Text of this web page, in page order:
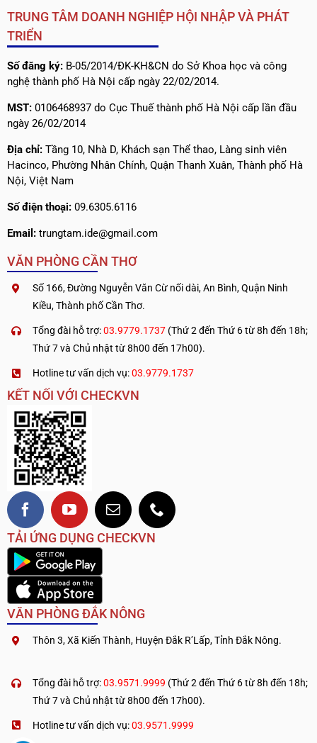
TRUNG TÂM DOANH NGHIỆP HỘI NHẬP VÀ PHÁT
TRIỂN
Số đăng ký: B-05/2014/ĐK-KH&CN do Sở Khoa học và công
nghệ thành phố Hà Nội cấp ngày 22/02/2014.
MST: 0106468937 do Cục Thuế thành phố Hà Nội cấp lần đầu
ngày 26/02/2014
Địa chỉ: Tầng 10, Nhà D, Khách sạn Thể thao, Làng sinh viên
Hacinco, Phường Nhân Chính, Quận Thanh Xuân, Thành phố Hà
Nội, Việt Nam
Số điện thoại: 09.6305.6116
Email: trungtam.ide@gmail.com
VĂN PHÒNG CẦN THƠ
Số 166, Đường Nguyễn Văn Cừ nối dài, An Bình, Quận Ninh
Kiều, Thành phố Cần Thơ.
Tổng đài hỗ trợ:03.9779.1737 (Thứ 2 đến Thứ 6 từ 8h đến 18h;
Thứ 7 và Chủ nhật từ 8h00 đến 17h00).
Hotline tư vấn dịch vụ:03.9779.1737
KẾT NỐI VỚI CHECKVN
TẢI ỨNG DỤNG CHECKVN
VĂN PHÒNG ĐẮK NÔNG
Thôn 3, Xã Kiến Thành, Huyện Đắk R’Lấp, Tỉnh Đắk Nông.
Tổng đài hỗ trợ:03.9571.9999 (Thứ 2 đến Thứ 6 từ 8h đến 18h;
Thứ 7 và Chủ nhật từ 8h00 đến 17h00).
Hotline tư vấn dịch vụ:03.9571.9999